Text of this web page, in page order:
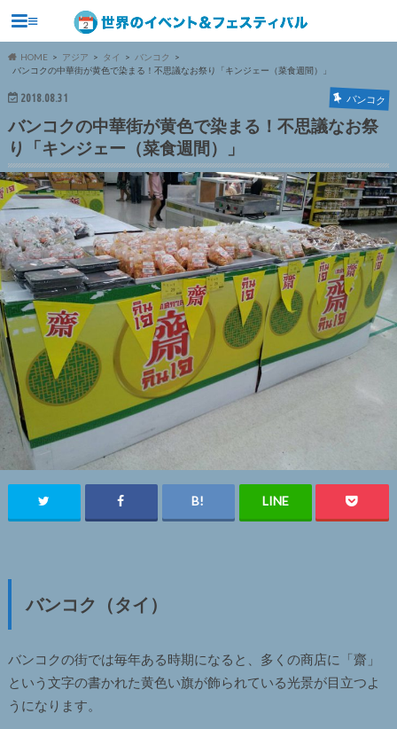
≡
HOME アジア タイ
バンコク
バンコクの中華街が黄色で染まる！不思議なお祭り「キンジェー（菜食週間）」
2018.08.31 バンコク
バンコクの中華街が黄色で染まる！不思議なお祭
り「キンジェー（菜食週間）」
バンコク（タイ）
バンコクの街では毎年ある時期になると、多くの商店に「齋」
という文字の書かれた黄色い旗が飾られている光景が目立つよ
うになります。